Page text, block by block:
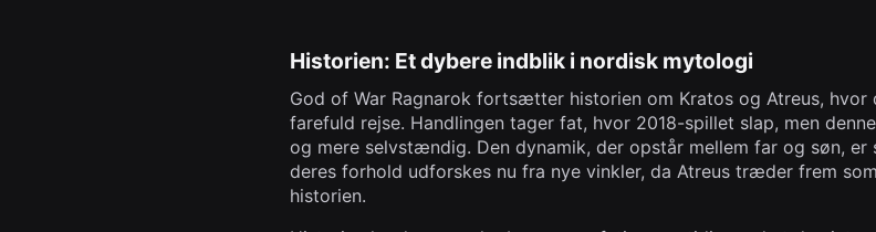
Historien: Et dybere indblik i nordisk mytologi
God of War Ragnarok fortsætter historien om Kratos og Atreus, hvor
farefuld rejse. Handlingen tager fat, hvor 2018-spillet slap, men
og mere selvstændig. Den dynamik, der opstår mellem far og søn,
deres forhold udforskes nu fra nye vinkler, da Atreus træder frem
historien.